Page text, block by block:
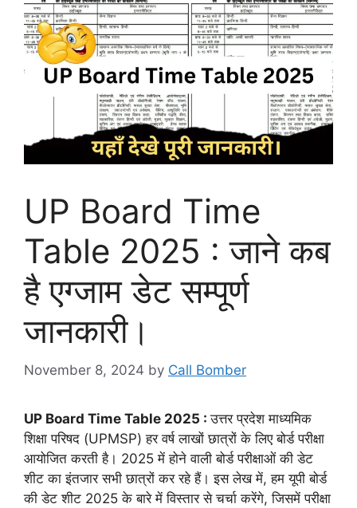
UP Board Time
Table 2025 : जाने कब
है एग्जाम डेट सम्पूर्ण
जानकारी।
November 8, 2024 by Call Bomber
UP Board Time Table 2025 :उत्तर प्रदेश माध्यमिक
शिक्षा परिषद (UPMSP) हर वर्ष लाखों छात्रों के लिए बोर्ड परीक्षा
आयोजित करती है। 2025 में होने वाली बोर्ड परीक्षाओं की डेट
शीट का इंतजार सभी छात्रों कर रहे हैं। इस लेख में, हम यूपी बोर्ड
की डेट शीट 2025 के बारे में विस्तार से चर्चा करेंगे, जिसमें परीक्षा